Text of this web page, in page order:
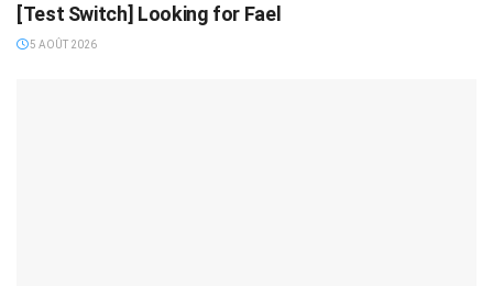
[Test Switch] Looking for Fael
5 AOÛT 2026